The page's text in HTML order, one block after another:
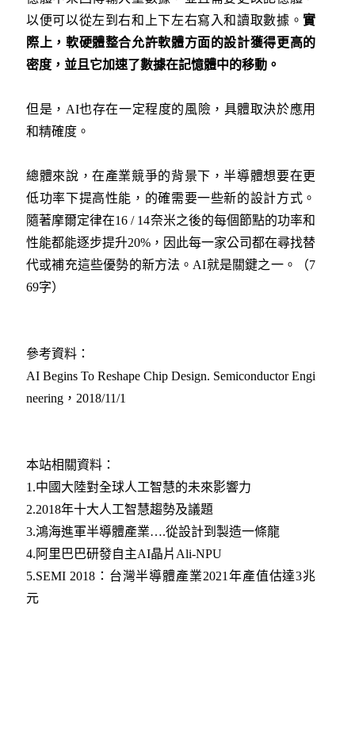
以便可以從左到右和上下左右寫入和讀取數據。實
際上，軟硬體整合允許軟體方面的設計獲得更高的
密度，並且它加速了數據在記憶體中的移動。
但是，AI也存在一定程度的風險，具體取決於應用
和精確度。
總體來說，在產業競爭的背景下，半導體想要在更
低功率下提高性能，的確需要一些新的設計方式。
隨著摩爾定律在16 / 14奈米之後的每個節點的功率和
性能都能逐步提升20%，因此每一家公司都在尋找替
代或補充這些優勢的新方法。AI就是關鍵之一。（7
69字）
參考資料：
AI Begins To Reshape Chip Design. Semiconductor Engi
neering，2018/11/1
本站相關資料：
1.中國大陸對全球人工智慧的未來影響力
2.2018年十大人工智慧趨勢及議題
3.鴻海進軍半導體產業….從設計到製造一條龍
4. 阿里巴巴研發自主AI晶片Ali-NPU
5.SEMI 2018：台灣半導體產業2021年產值估達3兆
元